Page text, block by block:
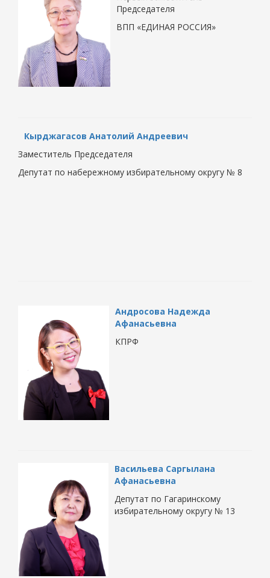
Председателя
ВПП «ЕДИНАЯ РОССИЯ»
Кырджагасов Анатолий Андреевич
Заместитель Председателя
Депутат по набережному избирательному округу № 8
Андросова Надежда
Афанасьевна
КПРФ
Васильева Саргылана
Афанасьевна
Депутат по Гагаринскому
избирательному округу № 13